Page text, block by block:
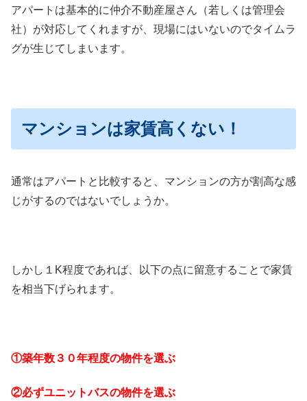
アパートは基本的に仲介不動産屋さん（若しくは管理会
社）が対応してくれますが、現場にはいないのでタイムラ
グが生じてしまいます。
マンションは家賃高くない！
通常はアパートと比較すると、マンションの方が割高な感
じがするのではないでしょうか。
しかし１K程度であれば、以下の点に留意することで家賃
を相当下げられます。
①築年数３０年程度の物件を選ぶ
②必ずユニットバスの物件を選ぶ